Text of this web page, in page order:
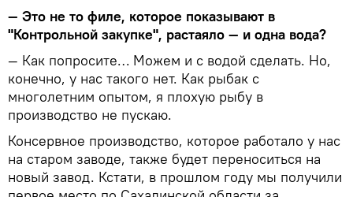
— Это не то филе, которое показывают в
"Контрольной закупке", растаяло — и одна вода?
— Как попросите… Можем и с водой сделать. Но,
конечно, у нас такого нет. Как рыбак с
многолетним опытом, я плохую рыбу в
производство не пускаю.
Консервное производство, которое работало у нас
на старом заводе, также будет переноситься на
новый завод. Кстати, в прошлом году мы получили